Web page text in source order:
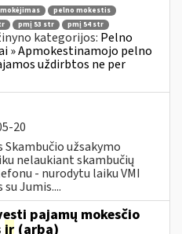
pelno mokestis
pmį 53 str
pmį 54 str
kategorijos: Pelno
» Apmokestinamojo pelno
uždirbtos ne per
20
užsakymo
nelaukiant skambučių
- nurodytu laiku VMI
Jumis....
pajamų mokesčio
ir (arba)